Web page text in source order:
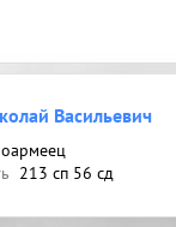
Васильевич
213 сп 56 сд